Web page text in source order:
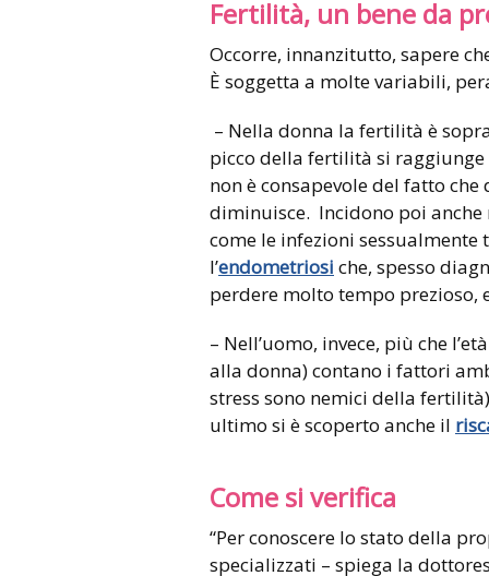
Fertilità, un bene da
Occorre, innanzitutto, sapere
È soggetta a molte variabili,
– Nella donna la fertilità è
picco della fertilità si
non è consapevole del fatto
diminuisce. Incidono poi
come le infezioni
l’endometriosi che, spesso
perdere molto tempo prezioso,
– Nell’uomo, invece, più che
alla donna) contano i fattori
stress sono nemici della
ultimo si è scoperto anche il
Come si verifica
“Per conoscere lo stato della
specializzati – spiega la